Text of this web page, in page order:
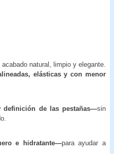
acabado natural, limpio y elegante.
elásticas y con menor
definición de las pestañas—sin
e hidratante—para ayudar a